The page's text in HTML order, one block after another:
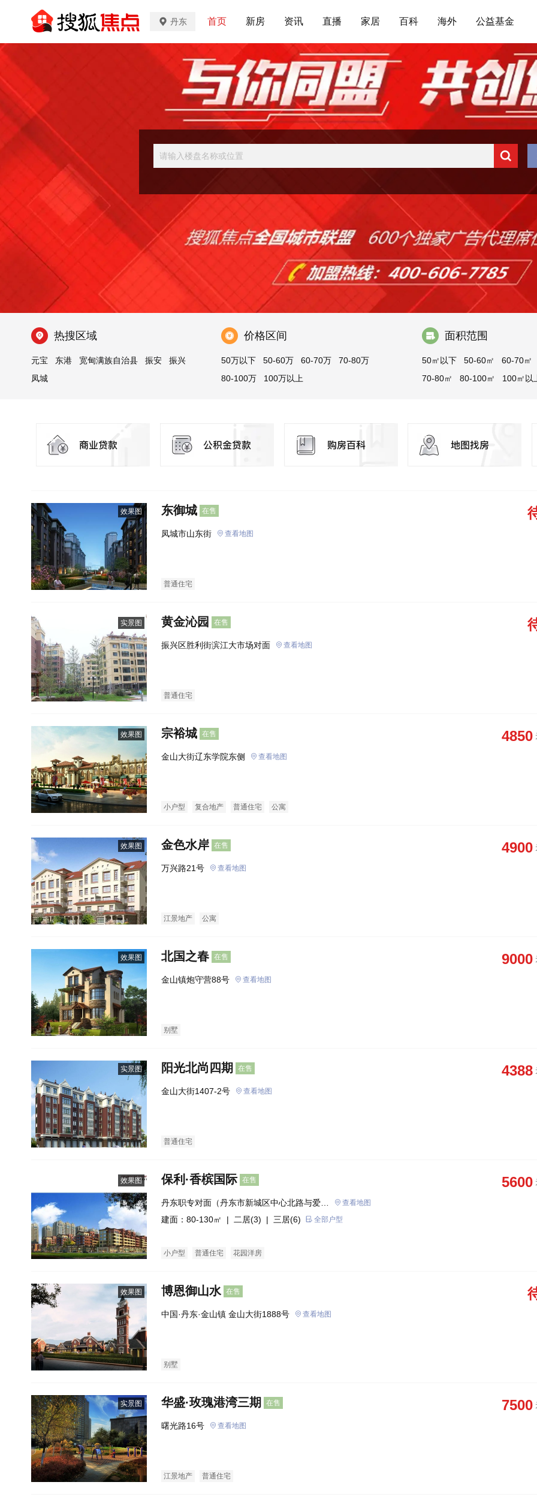
丹东 首页 新房 资讯 直播 家居 百科 海外 公益基金
热搜区域
元宝 东港 宽甸满族自治县 振安
振兴
凤城
价格区间
50万以下 50-60万 60-70万
70-80万
80-100万
100万以上
面积范围
50㎡以下 50-60㎡
60-70㎡
70-80㎡
80-100㎡ 100㎡以
效果图 东御城 在售
凤城市山东街 查看地图
普通住宅
实景图 黄金沁园 在售
振兴区胜利街滨江大市场对面 查看地图
普通住宅
效果图 宗裕城 在售 4850
金山大街辽东学院东侧 查看地图
小户型 复合地产 普通住宅 公寓
效果图 金色水岸 在售 4900
万兴路21号 查看地图
江景地产 公寓
效果图 北国之春 在售 9000
金山镇炮守营88号 查看地图
别墅
实景图 阳光北尚四期 在售 4388
金山大街1407-2号 查看地图
普通住宅
效果图 保利·香槟国际 在售 5600
丹东职专对面（丹东市新城区中心北路与爱河
大街交汇处）
查看地图
建面：80-130㎡ | 二居(3) | 三居(6) 全部户型
小户型 普通住宅 花园洋房
效果图 博恩御山水 在售
中国·丹东·金山镇 金山大街1888号 查看地图
别墅
实景图 华盛·玫瑰港湾三期 在售 7500
曙光路16号 查看地图
江景地产 普通住宅